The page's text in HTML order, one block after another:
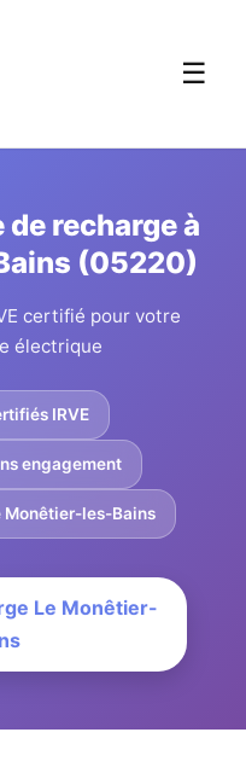
☰
recharge à
(05220)
certifié pour votre
électrique
IRVE
engagement
les-Bains
Le Monêtier-